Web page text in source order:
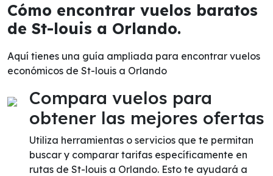
Cómo encontrar vuelos baratos
de St-louis a Orlando.
Aquí tienes una guía ampliada para encontrar vuelos
económicos de St-louis a Orlando
Compara vuelos para
obtener las mejores ofertas
Utiliza herramientas o servicios que te permitan
buscar y comparar tarifas específicamente en
rutas de St-louis a Orlando. Esto te ayudará a